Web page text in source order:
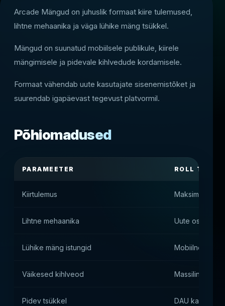
Arcade Mängud on juhuslik formaat kiire tulemused,
lihtne mehaanika ja väga lühike mäng tsükkel.
Mängud on suunatud mobiilsele publikule, kiirele
mängimisele ja pidevale kihlvedude kordamisele.
Formaat vähendab uute kasutajate sisenemistõket ja
suurendab igapäevast tegevust platvormil.
Põhiomadused
PARAMEETER ROLL
Kiirtulemus Maksimaalne
Lihtne mehaanika Uute osalejate
Lühike mäng istungid Mobiilne
Väikesed kihlveod Massiline
Pidev tsükkel DAU kasv